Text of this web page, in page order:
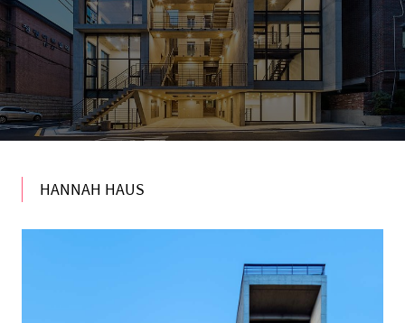
HANNAH HAUS